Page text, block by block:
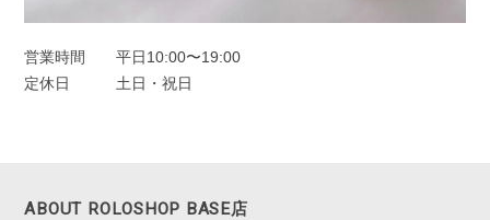
2025/11/22
営業時間
平日10:00〜19:00
定休日
土日・祝日
ABOUT ROLOSHOP BASE店